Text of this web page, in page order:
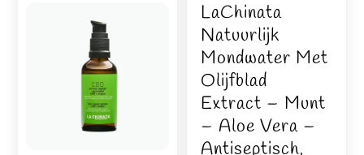
LaChinata
Natuurlijk
Mondwater Met
Olijfblad
Extract – Munt
– Aloe Vera –
Antiseptisch,